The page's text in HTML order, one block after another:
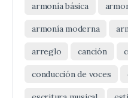
armonía básica
armonía moderna
arreglo canción
conducción de voces